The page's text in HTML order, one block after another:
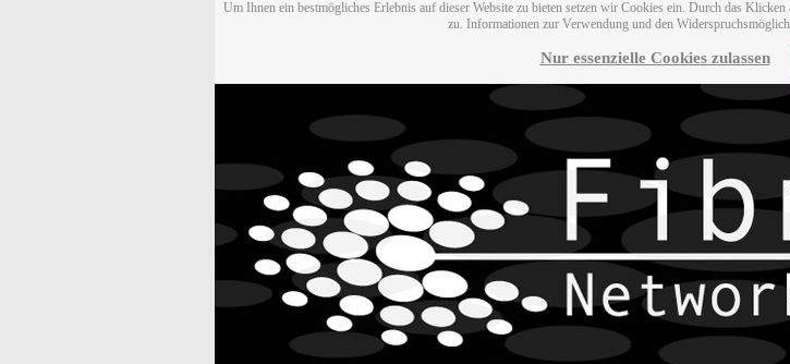
Um Ihnen ein bestmögliches Erlebnis auf dieser Website zu bieten setzen wir Cookies ein. Durch das
zu. Informationen zur Verwendung und den
Nur essenzielle Cookies zulassen